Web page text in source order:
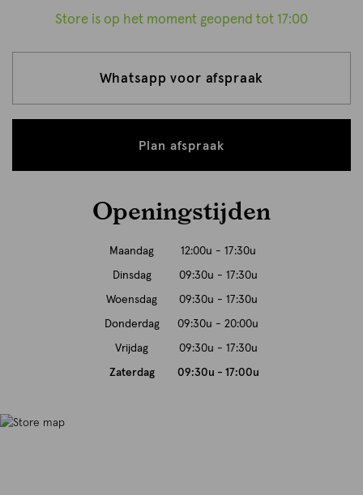
Store is op het moment geopend tot 17:00
Whatsapp voor afspraak
Plan afspraak
Openingstijden
Maandag 12:00u - 17:30u
Dinsdag 09:30u - 17:30u
Woensdag 09:30u - 17:30u
Donderdag 09:30u - 20:00u
Vrijdag 09:30u - 17:30u
Zaterdag 09:30u - 17:00u